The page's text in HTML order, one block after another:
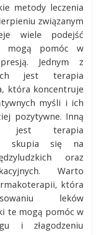
metody leczenia
związanym
wiele podejść
mogą pomóc w
Jednym z
jest terapia
która koncentruje
myśli i ich
pozytywne. Inną
jest terapia
skupia się na
oraz
Warto
która
leków
te mogą pomóc w
i złagodzeniu